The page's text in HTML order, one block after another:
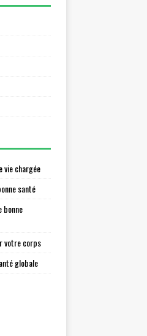
vie chargée
santé
bonne
votre corps
globale